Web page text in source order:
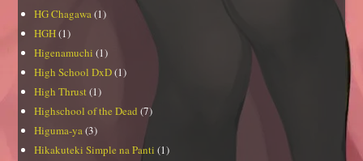
HG Chagawa(1)
HGH(1)
Higenamuchi (1)
High School DxD(1)
High Thrust (1)
Highschool of the Dead (7)
Higuma-ya(3)
Hikakuteki Simple na Panti (1)